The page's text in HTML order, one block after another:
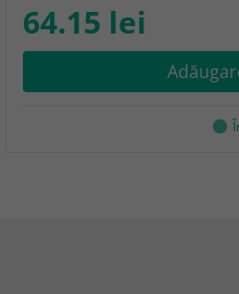
64.15 lei